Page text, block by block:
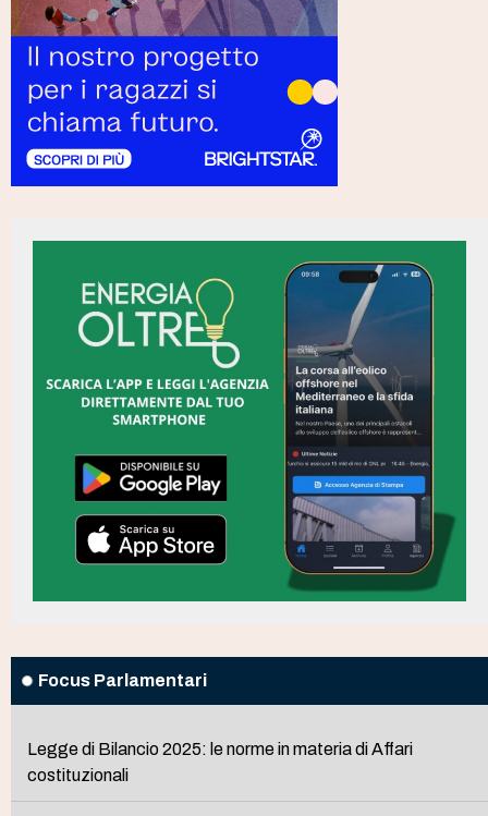
Focus Parlamentari
Legge di Bilancio 2025: le norme in materia di Affari
costituzionali